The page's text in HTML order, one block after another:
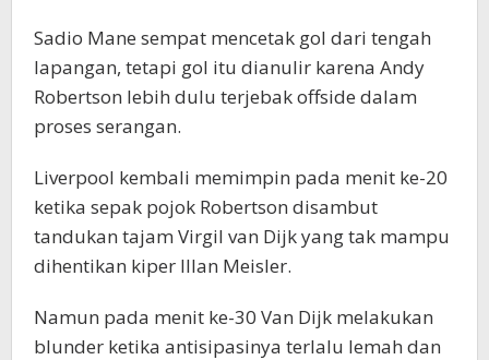
Sadio Mane sempat mencetak gol dari tengah
lapangan, tetapi gol itu dianulir karena Andy
Robertson lebih dulu terjebak offside dalam
proses serangan.
Liverpool kembali memimpin pada menit ke-20
ketika sepak pojok Robertson disambut
tandukan tajam Virgil van Dijk yang tak mampu
dihentikan kiper Illan Meisler.
Namun pada menit ke-30 Van Dijk melakukan
blunder ketika antisipasinya terlalu lemah dan